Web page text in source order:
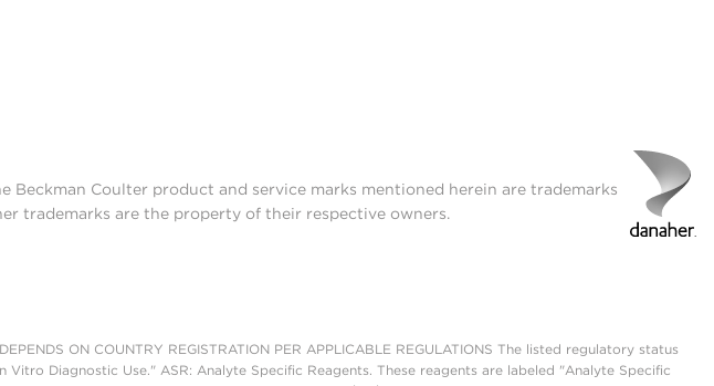
Coulter product and service marks mentioned herein are trademarks
trademarks are the property of their respective owners.
ON COUNTRY REGISTRATION PER APPLICABLE REGULATIONS The listed regulatory status
Diagnostic Use." ASR: Analyte Specific Reagents. These reagents are labeled "Analyte Specific